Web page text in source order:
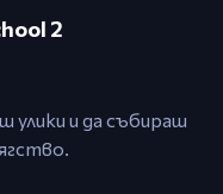
2
улики и да събираш